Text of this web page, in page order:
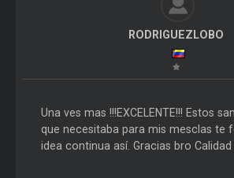
RODRIGUEZLOBO
Una ves mas !!!EXCELENTE!!! Estos
que necesitaba para mis mesclas te
idea continua así. Gracias bro Calidad